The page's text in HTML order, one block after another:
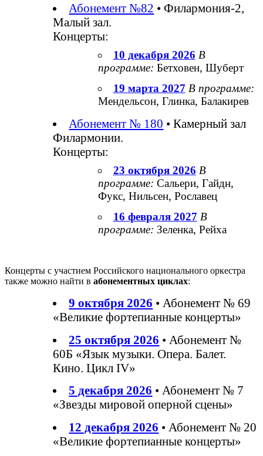
Абонемент №82 • Филармония-2,
Малый зал.
Концерты:
10 декабря 2026 В
программе: Бетховен, Шуберт
19 марта 2027 В программе:
Мендельсон, Глинка, Балакирев
Абонемент № 180 • Камерный зал
Филармонии.
Концерты:
23 октября 2026 В
программе: Сальери, Гайдн,
Фукс, Нильсен, Рославец
16 февраля 2027 В
программе: Зеленка, Рейха
Концерты с участием Российского национального оркестра
также можно найти в абонементных циклах:
9 октября 2026 • Абонемент № 69
«Великие фортепианные концерты»
25 октября 2026 • Абонемент №
60Б «Язык музыки. Опера. Балет.
Кино. Цикл IV»
5 декабря 2026 • Абонемент № 7
«Звезды мировой оперной сцены»
12 декабря 2026 • Абонемент № 20
«Великие фортепианные концерты»